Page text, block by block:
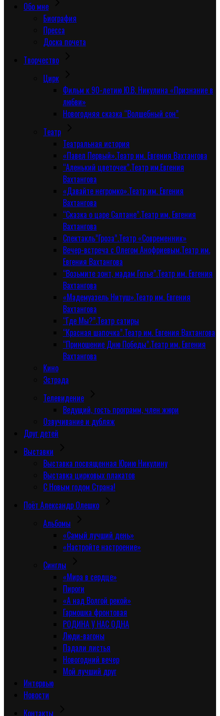
Обо мне
Биография
Пресса
Доска почета
Творчество
Цирк
Фильм к 90-летию Ю.В. Никулина «Признание в
любви»
Новогодняя сказка “Волшебный сон”
Tеатр
Театральная история
«Павел Первый».Театр им. Евгения Вахтангова
“Аленький цветочек”.Театр им.Евгения
Вахтангова
«Давайте негромко».Театр им. Евгения
Вахтангова
“Сказка о царе Салтане”.Театр им. Евгения
Вахтангова
Спектакль”Гроза”.Театр «Современник»
Вечер-встреча с Олегом Анофриевым.Театр им.
Евгения Вахтангова
“Возьмите зонт, мадам Готье”.Театр им. Евгения
Вахтангова
«Мадемуазель Нитуш».Театр им. Евгения
Вахтангова
“Где Мы?”.Театр сатиры
“Красная шапочка”.Театр им. Евгения Вахтангова
“Приношение Дню Победы”.Театр им. Евгения
Вахтангова
Кино
Эстрада
Телевидение
Ведущий, гость программ, член жюри
Озвучивание и дубляж
Друг детей
Выставки
Выставка посвященная Юрию Никулину
Выставка цирковых плакатов
С Новым годом Страна!
Поёт Александр Олешко
Альбомы
«Самый лучший день»
«Настройте настроение»
Синглы
«Мира в сердце»
Пироги
«А над Волгой рекой»
Гармошка фронтовая
РОДИНА У НАС ОДНА
Люди-вагоны
Падали листья
Новогодний вечер
Мой лучший друг
Интервью
Новости
Контакты